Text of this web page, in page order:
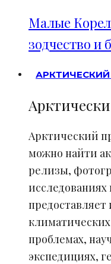
Малые
зодчество и
Арктический
можно найти
релизы,
проблемах,
экспедициях,